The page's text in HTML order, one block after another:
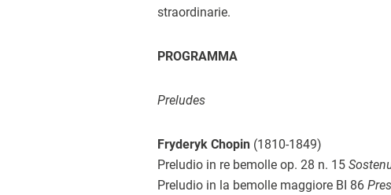
straordinarie.
PROGRAMMA
Preludes
Fryderyk Chopin (1810-1849)
Preludio in re bemolle op. 28 n. 15
Preludio in la bemolle maggiore BI 86